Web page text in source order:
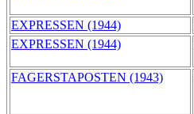
EXPRESSEN (1944)
EXPRESSEN (1944)
FAGERSTAPOSTEN (1943)